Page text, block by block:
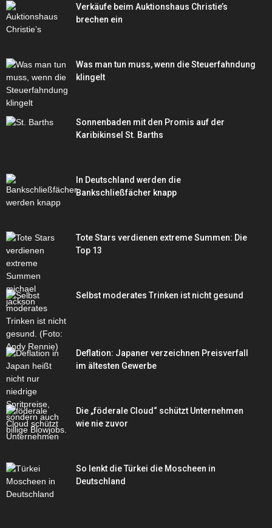
Verkäufe beim Auktionshaus Christie’s
brechen ein
Was man tun muss, wenn die Steuerfahndung
klingelt
Sonnenbaden mit den Promis auf der
Karibikinsel St. Barths
In Deutschland werden die
Bankschließfächer knapp
Tote Stars verdienen extreme Summen: Die
Top 13
Selbst moderates Trinken ist nicht gesund
Deflation: Japaner verzeichnen Preisverfall
im ältesten Gewerbe
Die „föderale Cloud“ schützt Unternehmen
wie nie zuvor
So lenkt die Türkei die Moscheen in
Deutschland